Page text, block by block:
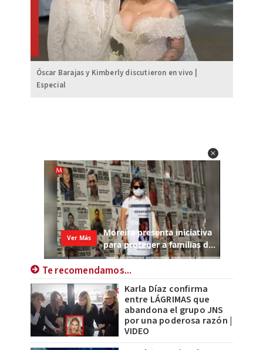
Óscar Barajas y Kimberly discutieron en vivo |
Especial
Te recomendamos...
Karla Díaz confirma
entre LÁGRIMAS que
abandona el grupo JNS
por una poderosa razón |
VIDEO